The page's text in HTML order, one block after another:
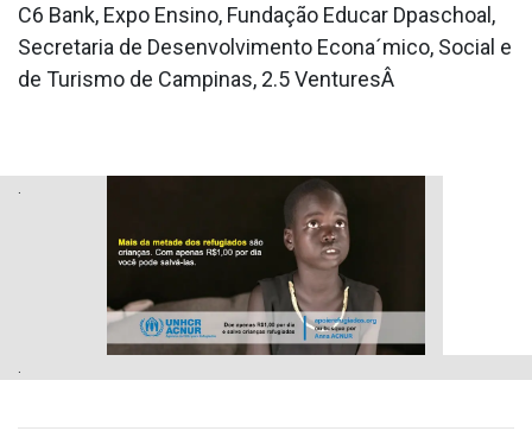
C6 Bank, Expo Ensino, Fundação Educar Dpaschoal,
Secretaria de Desenvolvimento Econa´mico, Social e
de Turismo de Campinas, 2.5 VenturesÂ